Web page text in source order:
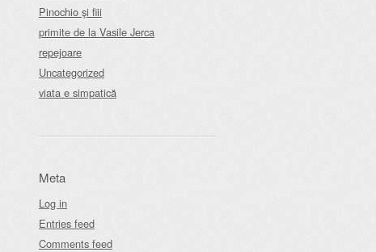
Pinochio şi fiii
primite de la Vasile Jerca
repejoare
Uncategorized
viata e simpatică
Meta
Log in
Entries feed
Comments feed